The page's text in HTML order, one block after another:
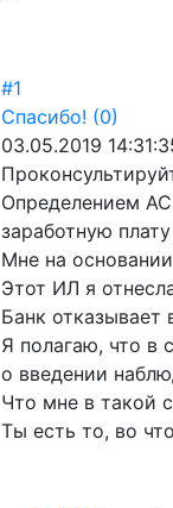
#1
Спасибо! (0)
03.05.2019
Определением
заработную
Мне на
Этот ИЛ я
Банк
Я полагаю, что в
о введении
Что мне в такой
Ты есть то, во